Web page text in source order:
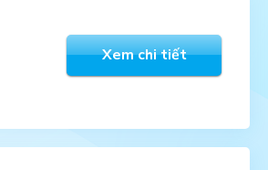
Xem chi tiết